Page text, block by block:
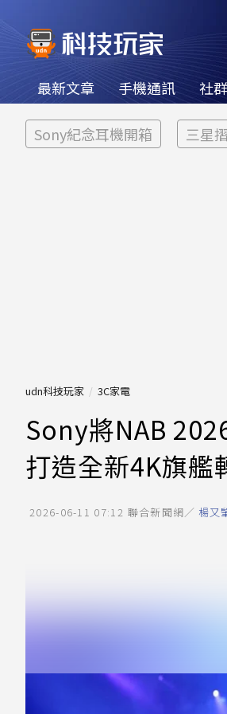
最新文章 手機通訊 社
Sony紀念耳機開箱 三星
udn科技玩家 3C家電
Sony將NAB
打造全新4K旗艦
2026-06-11 07:12 聯合新聞網／ 楊又